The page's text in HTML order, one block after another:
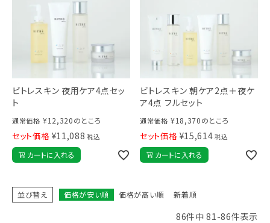
ビトレスキン 夜用ケア4点セッ
ト
通常価格 ¥12,320のところ
セット価格 ¥11,088 税込
カートに入れる
ビトレスキン 朝ケア2点＋夜ケ
ア4点 フルセット
通常価格 ¥18,370のところ
セット価格 ¥15,614 税込
カートに入れる
並び替え 価格が安い順 価格が高い順 新着順
86件中 81 -86件表示